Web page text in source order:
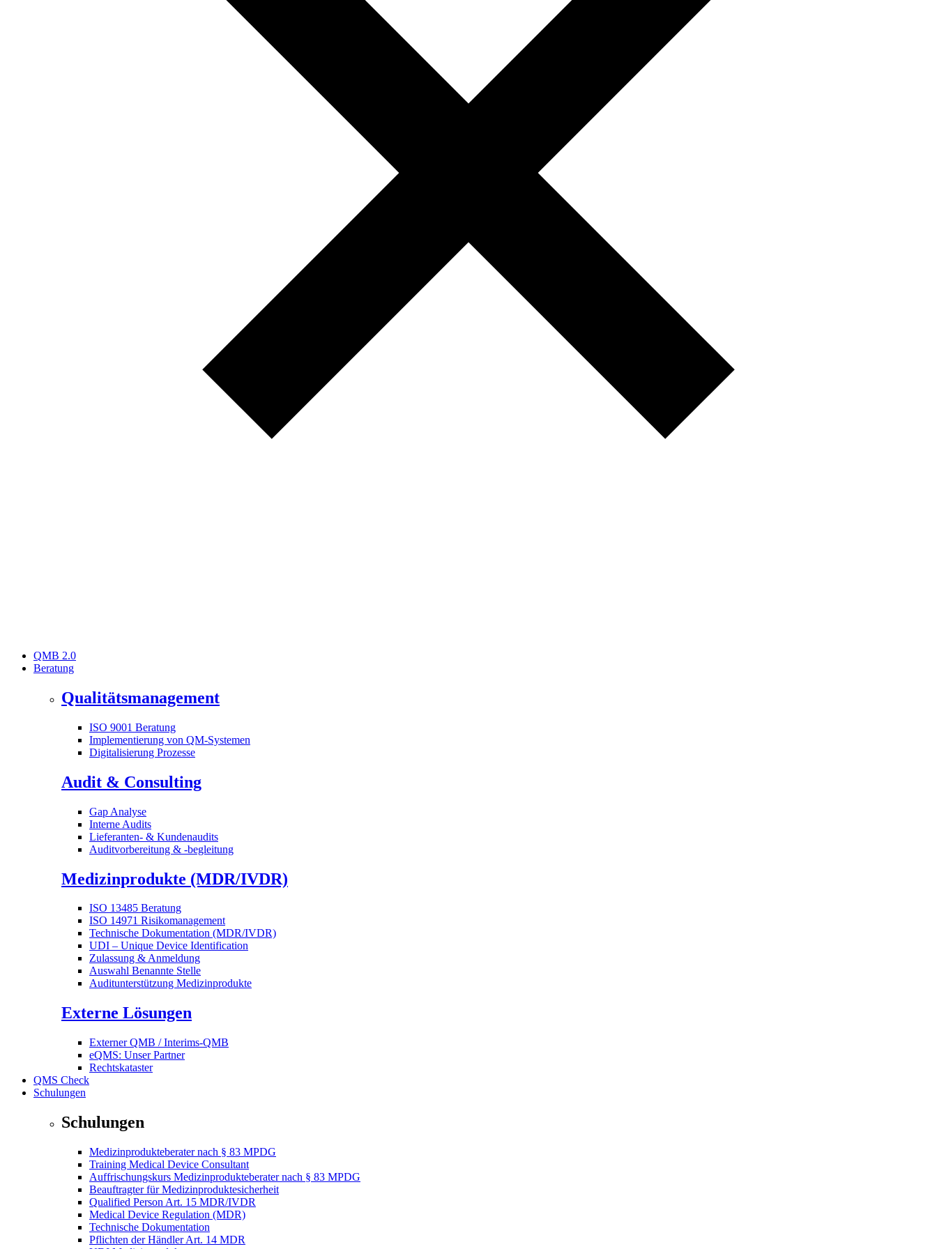
QMB 2.0
Beratung
Qualitätsmanagement
ISO 9001 Beratung
Implementierung von QM-Systemen
Digitalisierung Prozesse
Audit & Consulting
Gap Analyse
Interne Audits
Lieferanten- & Kundenaudits
Auditvorbereitung & -begleitung
Medizinprodukte (MDR/IVDR)
ISO 13485 Beratung
ISO 14971 Risikomanagement
Technische Dokumentation (MDR/IVDR)
UDI – Unique Device Identification
Zulassung & Anmeldung
Auswahl Benannte Stelle
Auditunterstützung Medizinprodukte
Externe Lösungen
Externer QMB / Interims-QMB
eQMS: Unser Partner
Rechtskataster
QMS Check
Schulungen
Schulungen
Medizinprodukteberater nach § 83 MPDG
Training Medical Device Consultant
Auffrischungskurs Medizinprodukteberater nach § 83 MPDG
Beauftragter für Medizinproduktesicherheit
Qualified Person Art. 15 MDR/IVDR
Medical Device Regulation (MDR)
Technische Dokumentation
Pflichten der Händler Art. 14 MDR